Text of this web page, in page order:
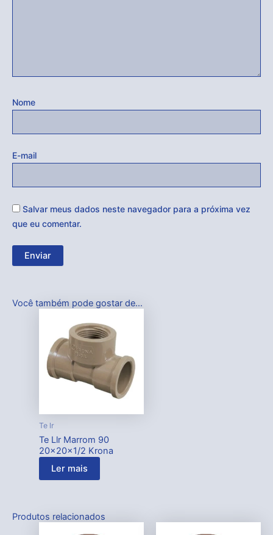
Nome
E-mail
Salvar meus dados neste navegador para a próxima vez
que eu comentar.
Você também pode gostar de…
Te lr
Te Llr Marrom 90
20x20x1/2 Krona
Ler mais
Produtos relacionados